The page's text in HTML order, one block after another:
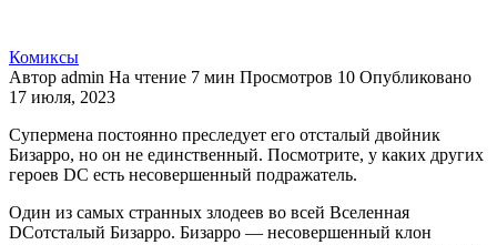
Комиксы
Автор admin На чтение 7 мин Просмотров 10 Опубликовано
17 июля, 2023
Супермена постоянно преследует его отсталый двойник
Бизарро, но он не единственный. Посмотрите, у каких других
героев DC есть несовершенный подражатель.
Один из самых странных злодеев во всей Вселенная
DCотсталый Бизарро. Бизарро — несовершенный клон